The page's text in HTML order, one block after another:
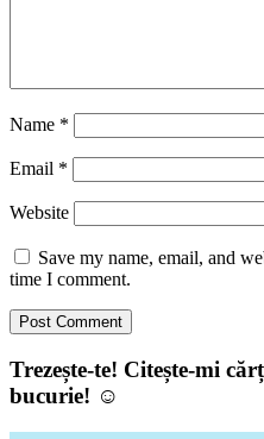
Name *
Email *
Website
Save my name, email, and
time I comment.
Trezește-te! Citește-mi
bucurie! ☺️